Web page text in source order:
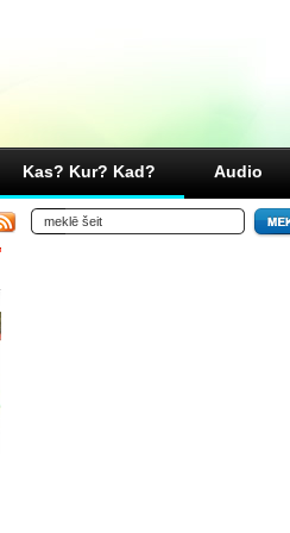
Kas? Kur? Kad? Audio